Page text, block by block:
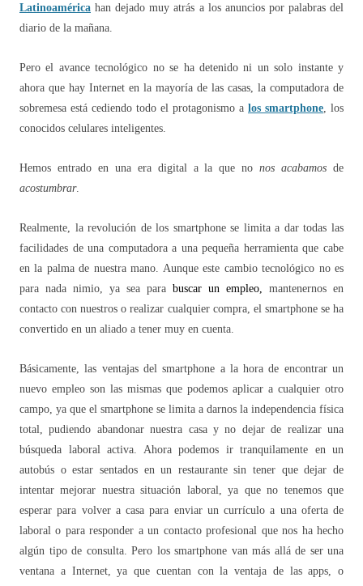
Latinoamérica han dejado muy atrás a los anuncios por palabras del
diario de la mañana.
Pero el avance tecnológico no se ha detenido ni un solo instante y
ahora que hay Internet en la mayoría de las casas, la computadora de
sobremesa está cediendo todo el protagonismo a los smartphone, los
conocidos celulares inteligentes.
Hemos entrado en una era digital a la que nonos acabamos de
acostumbrar.
Realmente, la revolución de los smartphone se limita a dar todas las
facilidades de una computadora a una pequeña herramienta que cabe
en la palma de nuestra mano. Aunque este cambio tecnológico no es
para nada nimio, ya sea para buscar un empleo, mantenernos en
contacto con nuestros o realizar cualquier compra, el smartphone se ha
convertido en un aliado a tener muy en cuenta.
Básicamente, las ventajas del smartphone a la hora de encontrar un
nuevo empleo son las mismas que podemos aplicar a cualquier otro
campo, ya que el smartphone se limita a darnos la independencia física
total, pudiendo abandonar nuestra casa y no dejar de realizar una
búsqueda laboral activa. Ahora podemos ir tranquilamente en un
autobús o estar sentados en un restaurante sin tener que dejar de
intentar mejorar nuestra situación laboral, ya que no tenemos que
esperar para volver a casa para enviar un currículo a una oferta de
laboral o para responder a un contacto profesional que nos ha hecho
algún tipo de consulta. Pero los smartphone van más allá de ser una
ventana a Internet, ya que cuentan con la ventaja de las apps, o